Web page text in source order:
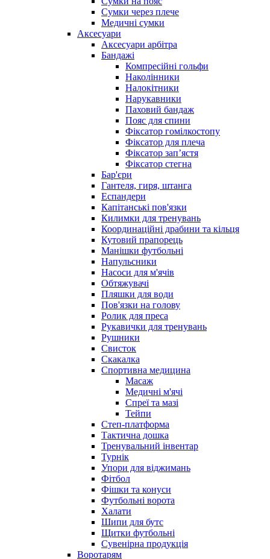
Сумки через плече
Медичні сумки
Аксесуари
Аксесуари арбітра
Бандажі
Компресійні гольфи
Наколінники
Налокітники
Нарукавники
Паховий бандаж
Пояс для спини
Фіксатор гомілкостопу
Фіксатор для плеча
Фіксатор запʼястя
Фіксатор стегна
Бар'єри
Гантеля, гиря, штанга
Еспандери
Капітанські пов'язки
Килимки для тренувань
Координаційні драбини та кільця
Кутовий прапорець
Манішки футбольні
Напульсники
Насоси для м'ячів
Обтяжувачі
Пляшки для води
Пов'язки на голову
Ролик для преса
Рукавички для тренувань
Рушники
Свисток
Скакалка
Спортивна медицина
Масаж
Медичні м'ячі
Спреї та мазі
Тейпи
Степ-платформа
Тактична дошка
Тренувальний інвентар
Турнік
Упори для віджимань
Фітбол
Фішки та конуси
Футбольні ворота
Халати
Шипи для бутс
Щитки футбольні
Сувенірна продукція
Воротарям